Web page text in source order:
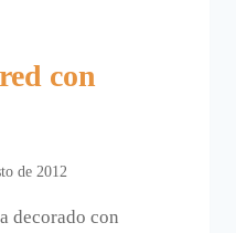
con
de 2012
decorado con